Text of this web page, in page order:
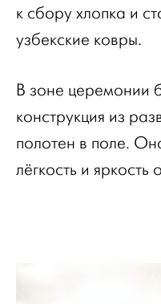
к сбору хлопка и
узбекские ковры.
В зоне церемонии
конструкция из
полотен в поле.
лёгкость и яркость